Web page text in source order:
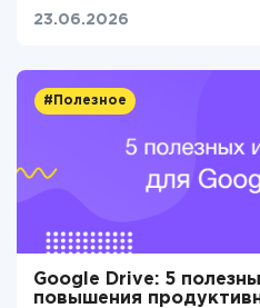
23.06.2026
#Полезное
Google Drive: 5
повышения